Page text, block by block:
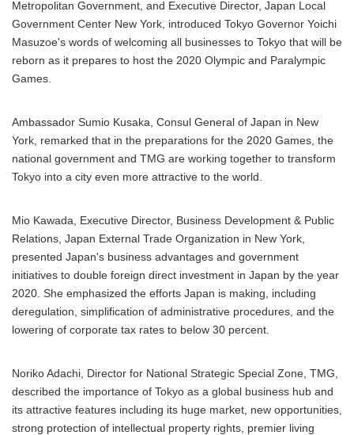
Metropolitan Government, and Executive Director, Japan Local
Government Center New York, introduced Tokyo Governor Yoichi
Masuzoe's words of welcoming all businesses to Tokyo that will be
reborn as it prepares to host the 2020 Olympic and Paralympic
Games.
Ambassador Sumio Kusaka, Consul General of Japan in New
York, remarked that in the preparations for the 2020 Games, the
national government and TMG are working together to transform
Tokyo into a city even more attractive to the world.
Mio Kawada, Executive Director, Business Development & Public
Relations, Japan External Trade Organization in New York,
presented Japan's business advantages and government
initiatives to double foreign direct investment in Japan by the year
2020. She emphasized the efforts Japan is making, including
deregulation, simplification of administrative procedures, and the
lowering of corporate tax rates to below 30 percent.
Noriko Adachi, Director for National Strategic Special Zone, TMG,
described the importance of Tokyo as a global business hub and
its attractive features including its huge market, new opportunities,
strong protection of intellectual property rights, premier living